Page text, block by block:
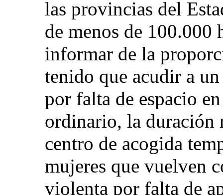
las provincias del
de menos de 100.000
informar de la
tenido que acudir a
por falta de espacio
ordinario, la duración
centro de acogida
mujeres que vuelven
violenta por falta de